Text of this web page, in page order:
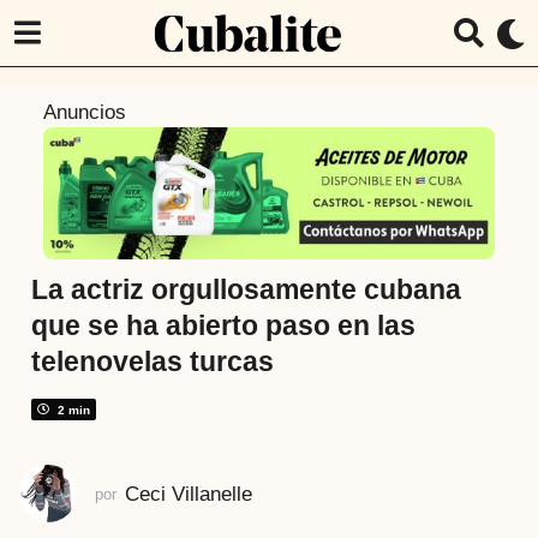
r
s
1
a
a
Anuncios
La actriz orgullosamente cubana
que se ha abierto paso en las
telenovelas turcas
2 min
por Ceci Villanelle